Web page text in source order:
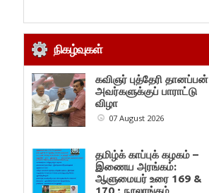
நிகழ்வுகள்
கவிஞர் புத்தேரி தானப்பன்
அவர்களுக்குப் பாராட்டு
விழா
07 August 2026
தமிழ்க் காப்புக் கழகம் –
இணைய அரங்கம்:
ஆளுமையர் உரை 169 &
170 ; நூலரங்கம்